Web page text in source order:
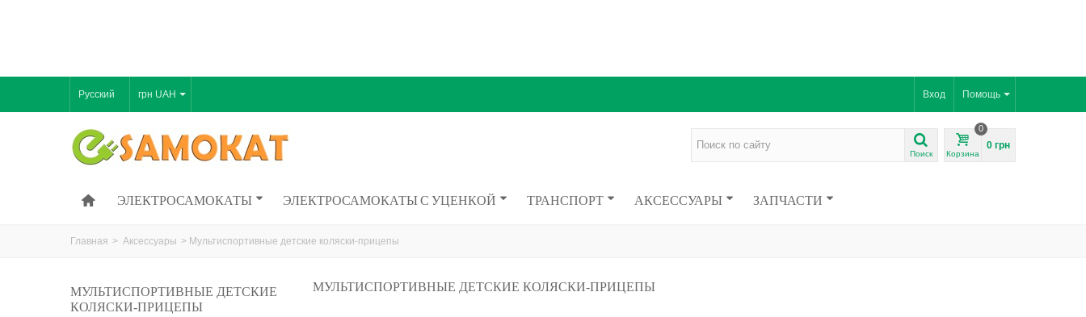
Помощь
Русский Вход
грн UAH
Поиск Корзина
0
0 грн
ЭЛЕКТРОСАМОКАТЫ ЭЛЕКТРОСАМОКАТЫ С УЦЕНКОЙ ТРАНСПОРТ АКСЕССУАРЫ ЗАПЧАСТИ
Главная > Аксессуары > Мультиспортивные детские коляски-прицепы
МУЛЬТИСПОРТИВНЫЕ ДЕТСКИЕ
КОЛЯСКИ-ПРИЦЕПЫ
МУЛЬТИСПОРТИВНЫЕ ДЕТСКИЕ КОЛЯСКИ-ПРИЦЕПЫ